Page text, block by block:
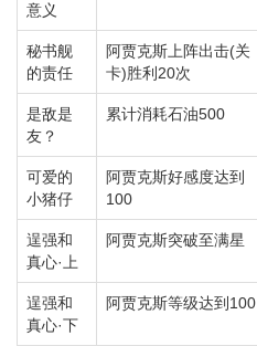
意义
秘书舰
的责任
阿贾克斯上阵出击(关
卡)胜利20次
是敌是
友？
累计消耗石油500
可爱的
小猪仔
阿贾克斯好感度达到
100
逞强和
真心·上
阿贾克斯突破至满星
逞强和
真心·下
阿贾克斯等级达到100